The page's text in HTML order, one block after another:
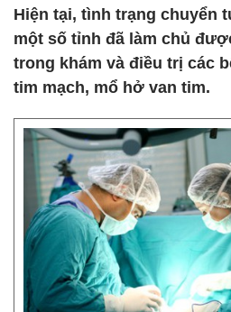
Hiện tại, tình trạng chuyển
một số tỉnh đã làm chủ
trong khám và điều trị các
tim mạch, mổ hở van tim.